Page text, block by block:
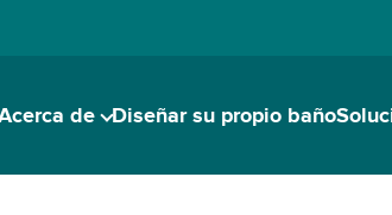
de Diseñar su propio baño